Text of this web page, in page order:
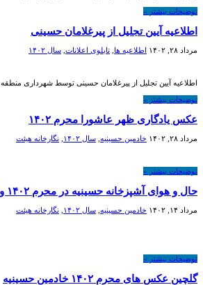
توضیحات بیشتر »
اطلاعیه آیین تجلیل از پیرغلامان حسینی
مرداد ۲۸, ۱۴۰۲ اطلاعیه ها تابلوی اعلانات سال ۱۴۰۲
اطلاعیه آیین تجلیل از پیرغلامان حسینی توسط شهرداری منطقه ۱۱ در حسینیه اعظم مهدیشهریهااز تمامی عزیزان دعوت می شود در این مراسم معنوی حضور بهم رسانند.
توضیحات بیشتر »
عکس یادگاری ظهر عاشورا محرم ۱۴۰۲
مرداد ۲۸, ۱۴۰۲ خادمين حسينيه سال ۱۴۰۲ نگارخانه هیئت
توضیحات بیشتر »
حال و هوای آشپزخانه حسینیه در محرم ۱۴۰۲ و گرمای طاقت فرسا
مرداد ۱۴, ۱۴۰۲ خادمين حسينيه سال ۱۴۰۲ نگارخانه هیئت
توضیحات بیشتر »
گلچین عکس های محرم ۱۴۰۲ خادمین حسینیه